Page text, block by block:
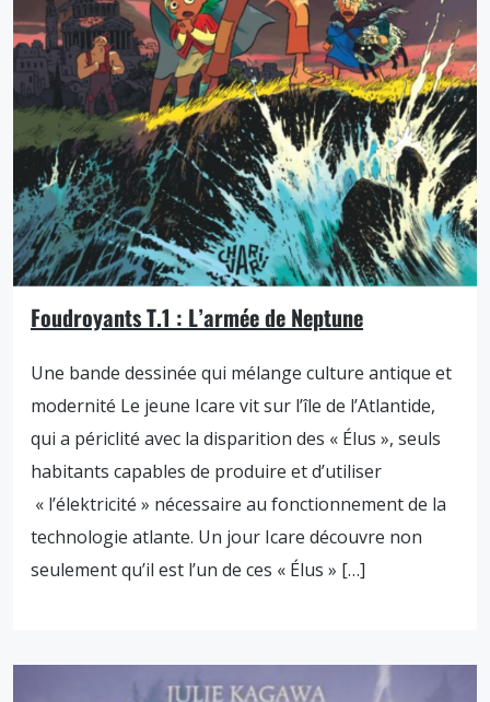
Foudroyants T.1 : L’armée de Neptune
Une bande dessinée qui mélange culture antique et
modernité Le jeune Icare vit sur l’île de l’Atlantide,
qui a périclité avec la disparition des « Élus », seuls
habitants capables de produire et d’utiliser
« l’élektricité » nécessaire au fonctionnement de la
technologie atlante. Un jour Icare découvre non
seulement qu’il est l’un de ces « Élus » […]